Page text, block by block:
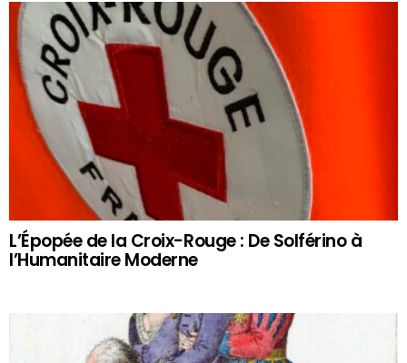
L’Épopée de la Croix-Rouge : De Solférino à
l’Humanitaire Moderne